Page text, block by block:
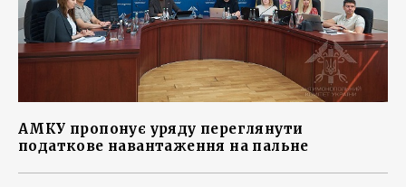
АМКУ пропонує уряду переглянути
податкове навантаження на пальне